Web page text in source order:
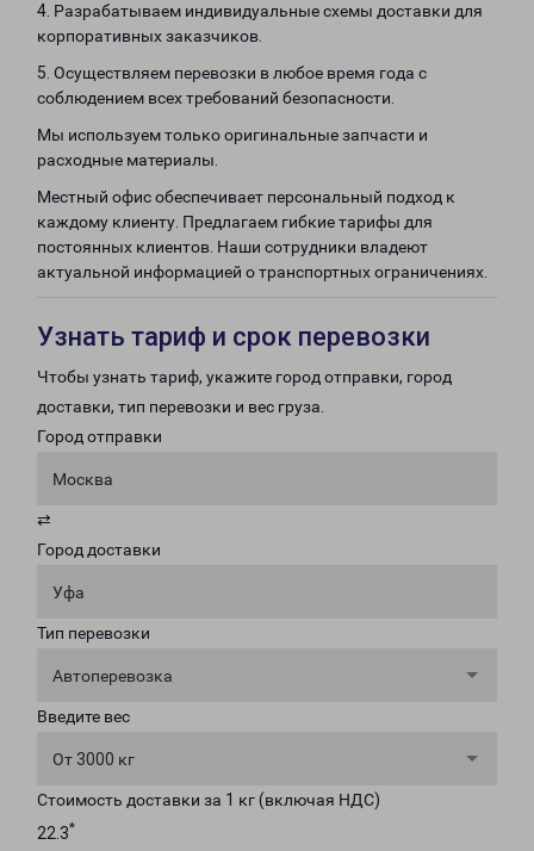
4. Разрабатываем индивидуальные схемы доставки для
корпоративных заказчиков.
5. Осуществляем перевозки в любое время года с
соблюдением всех требований безопасности.
Мы используем только оригинальные запчасти и
расходные материалы.
Местный офис обеспечивает персональный подход к
каждому клиенту. Предлагаем гибкие тарифы для
постоянных клиентов. Наши сотрудники владеют
актуальной информацией о транспортных ограничениях.
Узнать тариф и срок перевозки
Чтобы узнать тариф, укажите город отправки, город
доставки, тип перевозки и вес груза.
Город отправки
Москва
⇄
Город доставки
Уфа
Тип перевозки
Автоперевозка
Введите вес
От 3000 кг
Стоимость доставки за 1 кг (включая НДС)
22.3*